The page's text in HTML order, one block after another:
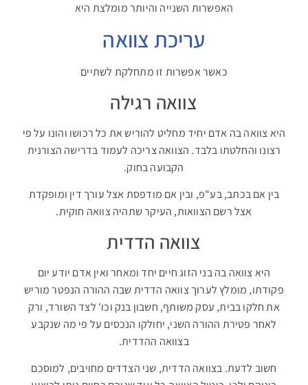
האפשרות השנייה והיותר מומלצת היא
עריכת צוואה
כאשר אפשרות זו מתחלקת לשתיים
צוואה רגילה
היא צוואה בה אדם יחיד מחליט להוריש את כל רכושו והונו על פי
רצונו והחלטתו בלבד. הצוואה צריכה לעמוד בדרישה הצורנית
הקבועה בחוק.
בין אם בכתב, בע"פ, ובין אם מודפסת אצל עורך דין ומופקדת
אצל רשם הצוואות, העיקר שתהיה צוואה חוקית.
צוואה הדדית
היא צוואה בה בני הזוג חיים יחד ומאחר ואין אדם יודע יום
פקודתו, מומלץ לערוך צוואה הדדית שבה ההורה הנפטר מוריש
את חלקו בבית, עסק משותף, חשבון בנק וכו' לצד השורד, ורק
לאחר פטירת ההורה השני, יחולקו הנכסים על פי מה שנקבע
בצוואה ההדדית.
חשוב לדעת. בצוואה הדדית, שני הצדדים מחויבים, למוסכם